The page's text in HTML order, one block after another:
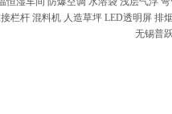
栏杆 混料机 人造草坪 LED透明屏 排
无锡普